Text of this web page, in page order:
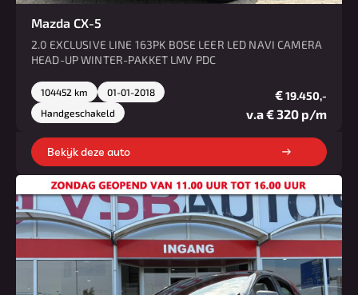
Mazda CX-5
2.0 EXCLUSIVE LINE 163PK BOSE LEER LED NAVI CAMERA
HEAD-UP WINTER-PAKKET LMV PDC
104452 km
01-01-2018
Handgeschakeld
€19.450,-
v.a € 320 p/m
Bekijk deze auto